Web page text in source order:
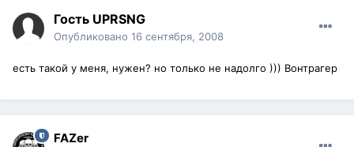
Гость UPRSNG
Опубликовано 16 сентября, 2008
есть такой у меня, нужен? но только не надолго ))) Вонтрагер
FAZer